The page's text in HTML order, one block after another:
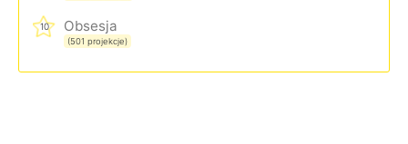
10 Obsesja
(501 projekcje)